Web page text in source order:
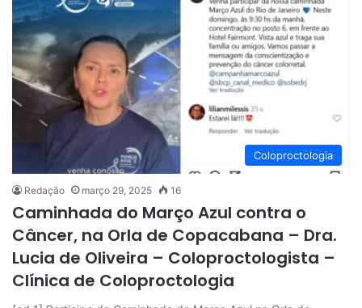
Coloproctologia
Redação março 29, 2025 16
Caminhada do Março Azul contra o
Câncer, na Orla de Copacabana – Dra.
Lucia de Oliveira – Coloproctologista –
Clínica de Coloproctologia